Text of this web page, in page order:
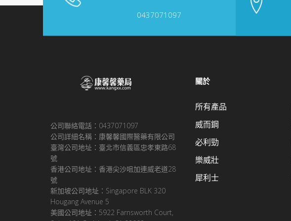
0437071097
公司聯絡電話：0437071097
公司詳細名稱：康馨馨國際醫藥有限公司
臺灣公司地址：臺北市信義區忠孝東路68
號
香港公司地址：香港尖沙咀加連威老道28
號
新加坡公司地址：Singapore BLK 320
Hougang Avenue 5
美國公司地址：5922 Farnsworth Court,
關於
所有產品
威而鋼
必利勁
樂威壯
犀利士